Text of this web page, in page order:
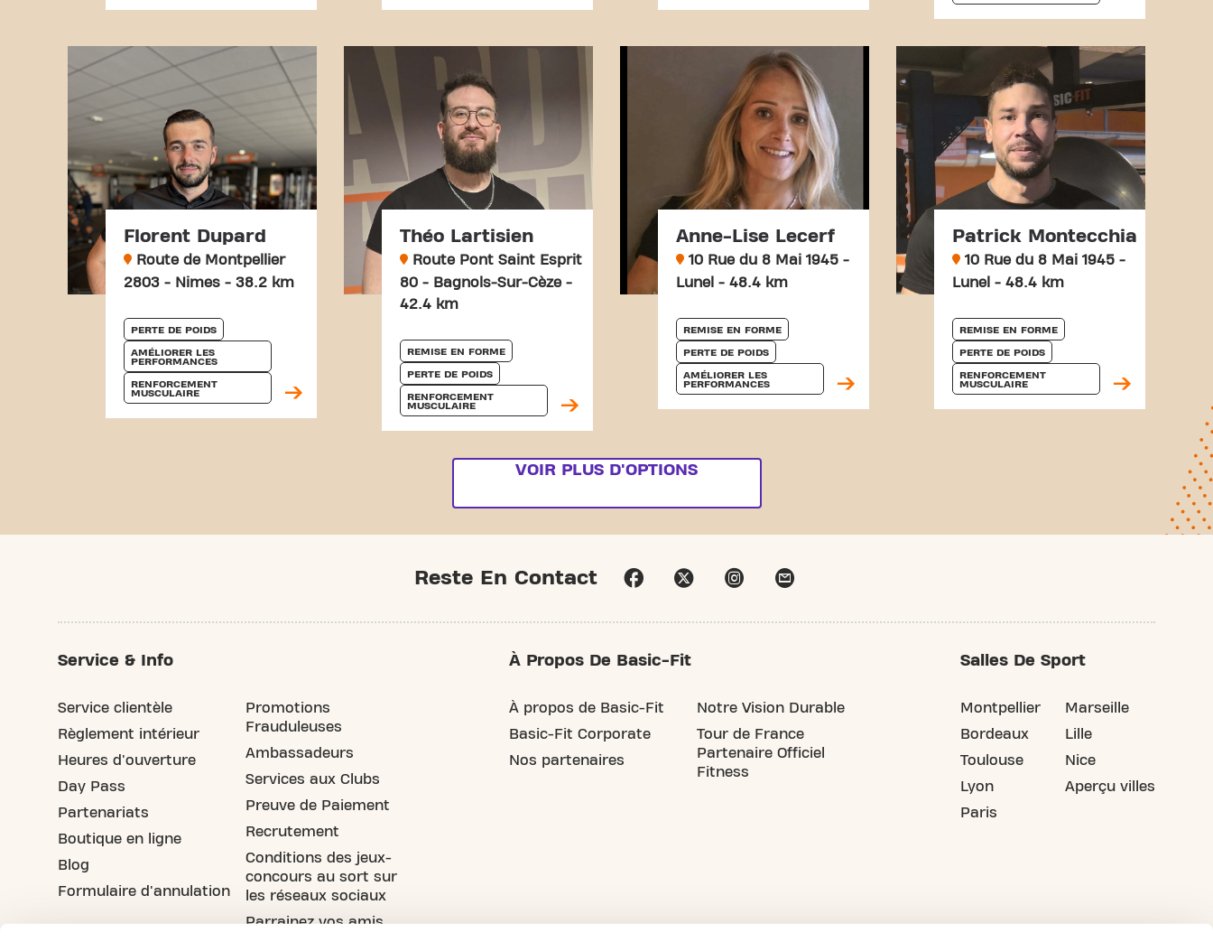
Florent Dupard
Route de Montpellier
2803 - Nimes - 38.2 km
PERTE DE POIDS
AMÉLIORER LES
PERFORMANCES
RENFORCEMENT
MUSCULAIRE
Théo Lartisien
Route Pont Saint Esprit
80 - Bagnols-Sur-Cèze -
42.4 km
REMISE EN FORME
PERTE DE POIDS
RENFORCEMENT
MUSCULAIRE
Anne-Lise Lecerf
10 Rue du 8 Mai 1945 -
Lunel - 48.4 km
REMISE EN FORME
PERTE DE POIDS
AMÉLIORER LES
PERFORMANCES
Patrick Montecchia
10 Rue du 8 Mai 1945 -
Lunel - 48.4 km
REMISE EN FORME
PERTE DE POIDS
RENFORCEMENT
MUSCULAIRE
VOIR PLUS D'OPTIONS
Reste En Contact
Service & Info
Service clientèle
Règlement intérieur
Heures d'ouverture
Day Pass
Partenariats
Boutique en ligne
Blog
Formulaire d'annulation
Promotions
Frauduleuses
Ambassadeurs
Services aux Clubs
Preuve de Paiement
Recrutement
Conditions des jeux-
concours au sort sur
les réseaux sociaux
Parrainez vos amis
À Propos De Basic-Fit
À propos de Basic-Fit
Basic-Fit Corporate
Nos partenaires
Notre Vision Durable
Tour de France
Partenaire Officiel
Fitness
Salles De Sport
Montpellier
Bordeaux
Toulouse
Lyon
Paris
Marseille
Lille
Nice
Aperçu villes